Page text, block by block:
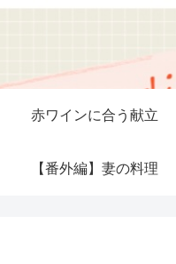
赤ワインに合う献立
【番外編】妻の料理